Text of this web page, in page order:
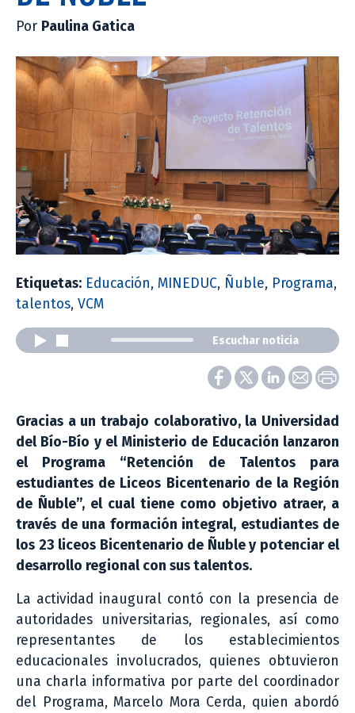
Por Paulina Gatica
Etiquetas: Educación, MINEDUC, Ñuble, Programa,
talentos, VCM
Escuchar noticia
Gracias a un trabajo colaborativo, la Universidad
del Bío-Bío y el Ministerio de Educación lanzaron
el Programa “Retención de Talentos para
estudiantes de Liceos Bicentenario de la Región
de Ñuble”, el cual tiene como objetivo atraer, a
través de una formación integral, estudiantes de
los 23 liceos Bicentenario de Ñuble y potenciar el
desarrollo regional con sus talentos.
La actividad inaugural contó con la presencia de
autoridades universitarias, regionales, así como
representantes de los establecimientos
educacionales involucrados, quienes obtuvieron
una charla informativa por parte del coordinador
del Programa, Marcelo Mora Cerda, quien abordó